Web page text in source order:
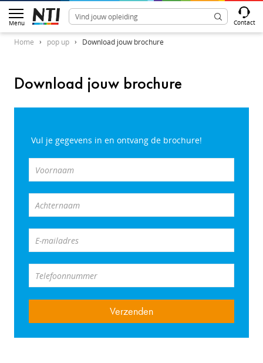
Menu Contact
Home pop up Download jouw brochure
Download jouw brochure
Vul je gegevens in en ontvang de brochure!
Voornaam
Achternaam
E-mailadres
Telefoonnummer